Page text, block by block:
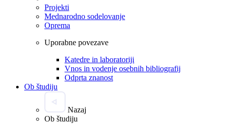
Projekti
Mednarodno sodelovanje
Oprema
Uporabne povezave
Katedre in laboratoriji
Vnos in vodenje osebnih bibliografij
Odprta znanost
Ob študiju
Nazaj
Ob študiju